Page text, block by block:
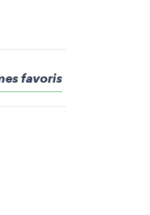
favoris